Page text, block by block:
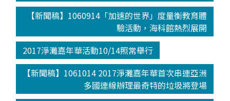
【新聞稿】1060914「加速的世界」度量衡教育體
驗活動，海科館熱烈展開
2017淨灘嘉年華活動10/14照常舉行
【新聞稿】1061014 2017淨灘嘉年華首次串連亞洲
多國連線辦理最奇特的垃圾將登場